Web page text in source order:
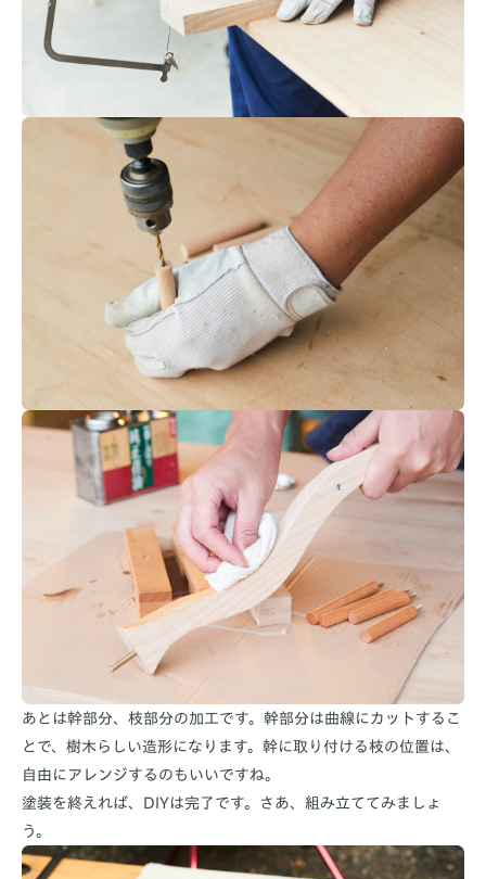
あとは幹部分、枝部分の加工です。幹部分は曲線にカットするこ
とで、樹木らしい造形になります。幹に取り付ける枝の位置は、
自由にアレンジするのもいいですね。
塗装を終えれば、DIYは完了です。さあ、組み立ててみましょ
う。